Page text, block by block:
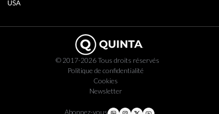
© 2017-2026 Tous droits réservés
Politique de confidentialité
Cookies
Newsletter
Abonnez-vous